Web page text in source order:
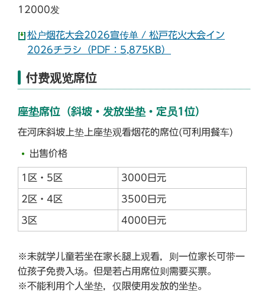
12000发
松户烟花大会2026宣传单 / 松戸花火大会イン
2026チラシ（PDF：5,875KB）
付费观览席位
座垫席位（斜坡・发放坐垫・定员1位）
在河床斜坡上垫上座垫观看烟花的席位(可利用餐车)
出售价格
1区・5区 3000日元
2区・4区 3500日元
3区 4000日元
※未就学儿童若坐在家长腿上观看，则一位家长可带一
位孩子免费入场。但是若占用席位则需要买票。
※不能利用个人坐垫，仅限使用发放的坐垫。